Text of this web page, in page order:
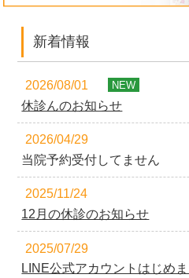
新着情報
2026/08/01 NEW
休診んのお知らせ
2026/04/29
当院予約受付してません
2025/11/24
12月の休診のお知らせ
2025/07/29
LINE公式アカウントはじめ